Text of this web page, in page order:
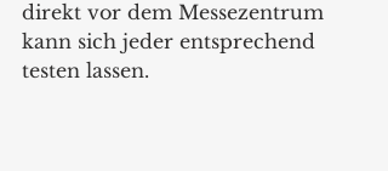
direkt vor dem Messezentrum
kann sich jeder entsprechend
testen lassen.